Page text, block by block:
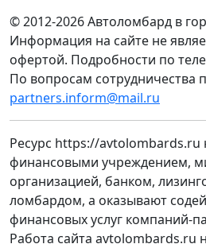
© 2012-2026 Автоломбард в
Информация на сайте не
офертой. Подробности по
По вопросам сотрудничества
partners.inform@mail.ru
Ресурс https://avtolombards.ru
финансовыми учреждением,
организацией, банком,
ломбардом, а оказывают
финансовых услуг компаний-
Работа сайта avtolombards.ru